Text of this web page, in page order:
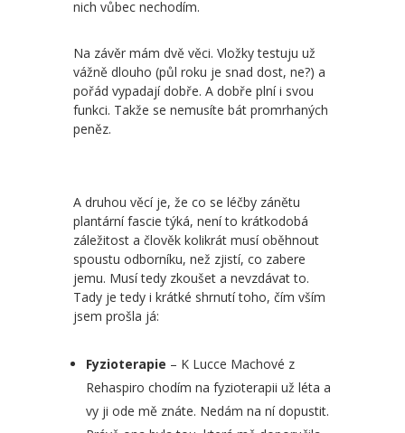
nich vůbec nechodím.
Na závěr mám dvě věci. Vložky testuju už
vážně dlouho (půl roku je snad dost, ne?) a
pořád vypadají dobře. A dobře plní i svou
funkci. Takže se nemusíte bát promrhaných
peněz.
A druhou věcí je, že co se léčby zánětu
plantární fascie týká, není to krátkodobá
záležitost a člověk kolikrát musí oběhnout
spoustu odborníku, než zjistí, co zabere
jemu. Musí tedy zkoušet a nevzdávat to.
Tady je tedy i krátké shrnutí toho, čím vším
jsem prošla já:
Fyzioterapie – K Lucce Machové z
Rehaspiro chodím na fyzioterapii už léta a
vy ji ode mě znáte. Nedám na ní dopustit.